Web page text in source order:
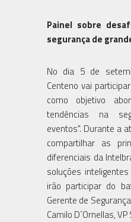
Painel sobre
segurança de
No dia 5 de
Centeno vai
como objetivo
tendências na
eventos". Durante a
compartilhar as
diferenciais da
soluções
irão participar do
Gerente de
Camilo D´Ornellas,